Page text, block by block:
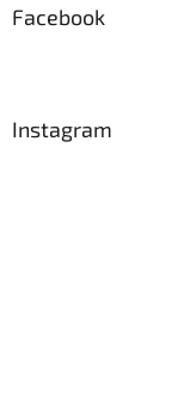
Facebook
Instagram